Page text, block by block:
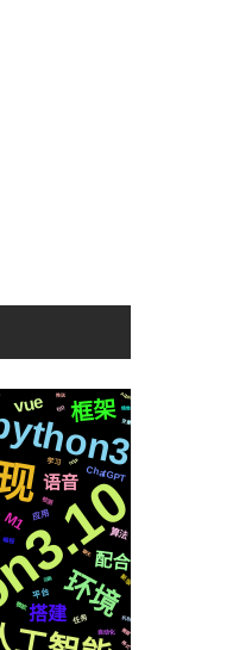
环境
框架
搭建
语音
配合
vue
M1
ChatGPT
算法
应用
平台
学习
任务
编程
新版
自动化
检测
微软
动画
聊天
https
机制
社交
推送
需要
格式
变量
镜像
Apple